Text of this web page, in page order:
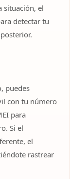
situación, el
detectar tu
puedes
con tu número
para
Si el
el
rastrear